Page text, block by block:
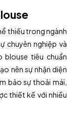
thiếu trong ngành
chuyên nghiệp và
tiêu chuẩn
nên sự nhận diện
bảo sự thoải mái,
thiết kế với nhiều